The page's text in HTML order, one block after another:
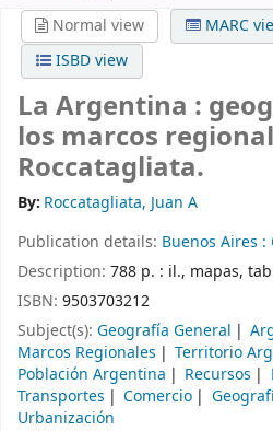
Normal view
MARC
ISBD view
La Argentina :
los marcos
Roccatagliata.
By: Roccatagliata, Juan A
Publication details: Buenos Aires :
Description: 788 p. : il., mapas,
ISBN: 9503703212
Subject(s): Geografía General
Marcos Regionales
Territorio
Población Argentina
Recursos
Transportes
Comercio
Urbanización